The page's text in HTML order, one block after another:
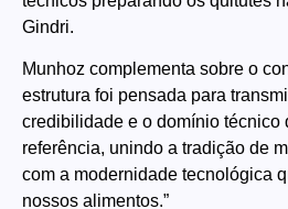
Gindri.
Munhoz complementa sobre o
estrutura foi pensada para
credibilidade e o domínio técnico
referência, unindo a tradição de
com a modernidade tecnológica
nossos alimentos.”